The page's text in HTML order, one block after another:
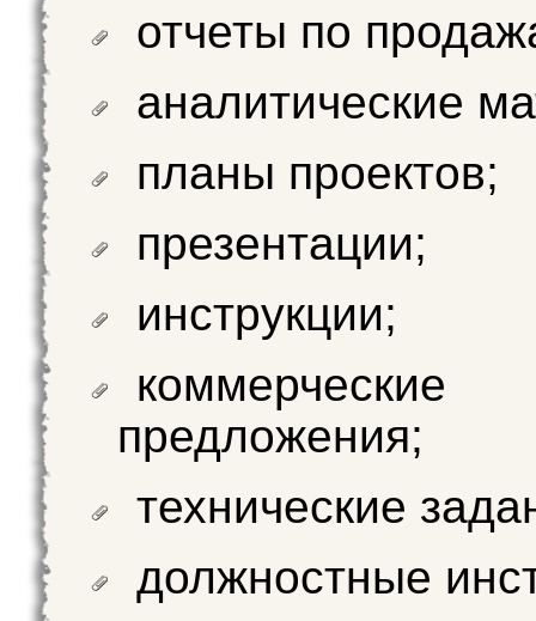
отчеты по
аналитические
планы проектов;
презентации;
инструкции;
коммерческие
предложения;
технические
должностные